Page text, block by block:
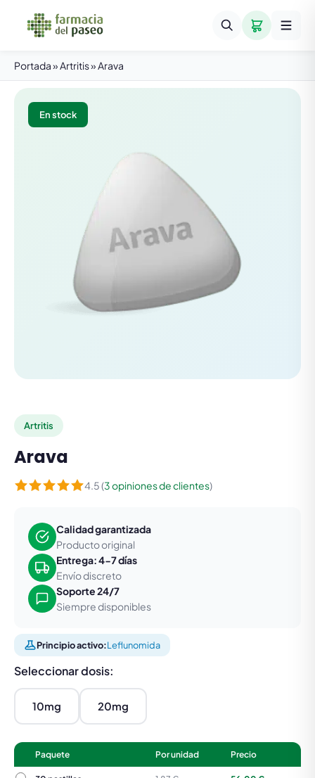
Portada»Artritis»Arava
En stock
Artritis
Arava
4.5 (3 opiniones de clientes)
Calidad garantizada
Producto original
Entrega: 4-7 días
Envío discreto
Soporte 24/7
Siempre disponibles
Principio activo:Leflunomida
Seleccionar dosis:
10mg 20mg
Paquete Por unidad Precio